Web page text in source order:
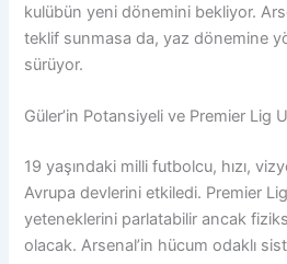
kulübün yeni dönemini bekliyor.
teklif sunmasa da, yaz dönemine
sürüyor.
Güler’in Potansiyeli ve Premier Lig
19 yaşındaki milli futbolcu, hızı,
Avrupa devlerini etkiledi. Premier
yeteneklerini parlatabilir ancak
olacak. Arsenal’in hücum odaklı